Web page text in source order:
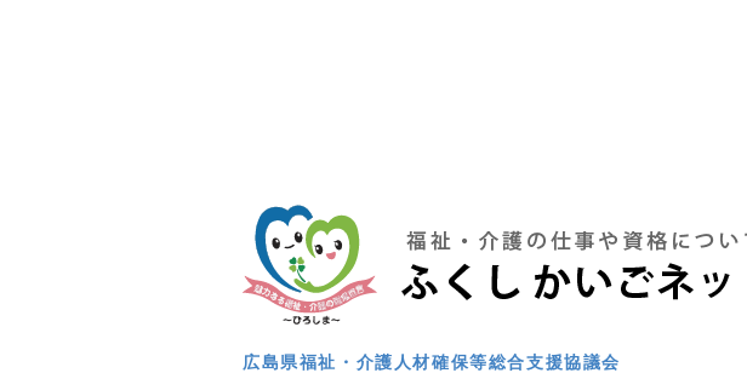
広島県福祉・介護人材確保等総合支援協議会